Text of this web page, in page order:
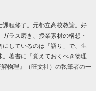
程修了。元都立高校教諭。好
ラス磨き、授業素材の構想・
しているのは「語り」で、生
著書に『覚えておくべき物理
物理』（旺文社）の執筆者の一